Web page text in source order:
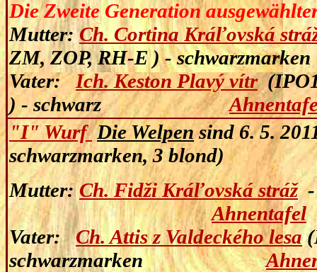
Die Zweite Generation
Mutter:Ch. Cortina Kráľovská
ZM, ZOP, RH-E ) -schwarzmarken
Vater: Ich. Keston Plavý vítr
) - schwarz
"I" Wurf Die Welpensind 6. 5.
schwarzmarken, 3 blond)
Mutter:Ch. Fidži Kráľovská stráž
Ahnentafel
Vater:Ch. Attis z Valdeckého lesa
schwarzmarken